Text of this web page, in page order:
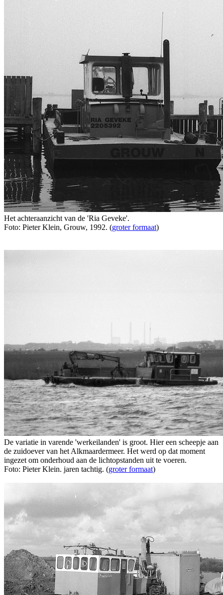
Het achteraanzicht van de 'Ria Geveke'.
Foto: Pieter Klein, Grouw, 1992. (groter formaat)
De variatie in varende 'werkeilanden' is groot. Hier een scheepje aan
de zuidoever van het Alkmaardermeer. Het werd op dat moment
ingezet om onderhoud aan de lichtopstanden uit te voeren.
Foto: Pieter Klein. jaren tachtig. (groter formaat)